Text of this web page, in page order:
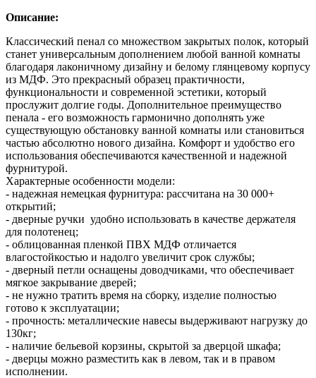
Описание:
Классический пенал со множеством закрытых полок, который
станет универсальным дополнением любой ванной комнаты
благодаря лаконичному дизайну и белому глянцевому корпусу
из МДФ. Это прекрасный образец практичности,
функциональности и современной эстетики, который
прослужит долгие годы. Дополнительное преимущество
пенала - его возможность гармонично дополнять уже
существующую обстановку ванной комнаты или становиться
частью абсолютно нового дизайна. Комфорт и удобство его
использования обеспечиваются качественной и надежной
фурнитурой.
Характерные особенности модели:
- надежная немецкая фурнитура: рассчитана на 30 000+
открытий;
- дверные ручки удобно использовать в качестве держателя
для полотенец;
- облицованная пленкой ПВХ МДФ отличается
влагостойкостью и надолго увеличит срок службы;
- дверный петли оснащены доводчиками, что обеспечивает
мягкое закрывание дверей;
- не нужно тратить время на сборку, изделие полностью
готово к эксплуатации;
- прочность: металлические навесы выдерживают нагрузку до
130кг;
- наличие бельевой корзины, скрытой за дверцой шкафа;
- дверцы можно разместить как в левом, так и в правом
исполнении.